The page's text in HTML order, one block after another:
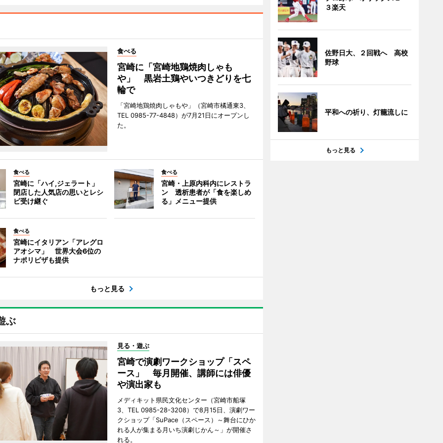
食べる
宮崎に「宮崎地鶏焼肉しゃも
や」 黒岩土鶏やいつきどりを七
輪で
「宮崎地鶏焼肉しゃもや」（宮崎市橘通東3、
TEL 0985-77-4848）が7月21日にオープンし
た。
食べる
宮崎に「ハイ,ジェラート」
閉店した人気店の思いとレシ
ピ受け継ぐ
食べる
宮崎・上原内科内にレストラ
ン 透析患者が「食を楽しめ
る」メニュー提供
食べる
宮崎にイタリアン「アレグロ
アオシマ」 世界大会6位の
ナポリピザも提供
もっと見る
ぶ
見る・遊ぶ
宮崎で演劇ワークショップ「スペ
ース」 毎月開催、講師には俳優
や演出家も
メディキット県民文化センター（宮崎市船塚
3、TEL 0985-28-3208）で8月15日、演劇ワー
クショップ「SuPace（スペース）～舞台にひか
れる人が集まる月いち演劇じかん～」が開催さ
れる。
３楽天
佐野日大、２回戦へ 高校
野球
平和への祈り、灯籠流しに
もっと見る